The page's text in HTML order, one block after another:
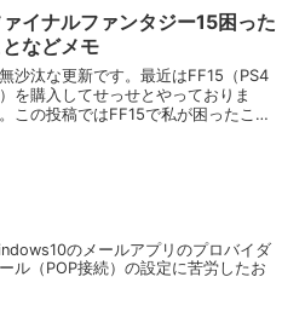
海外アプリとPCではGoogle Chro...
イナルファンタジー15困った
となどメモ
沙汰な更新です。最近はFF15（PS4
を購入してせっせとやっておりま
この投稿ではFF15で私が困ったこと
のメールアプリのプロバイダ
ル（POP接続）の設定に苦労したお